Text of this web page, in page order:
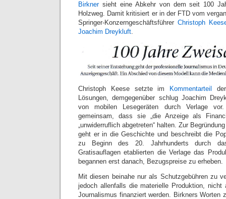
Birknersieht eine Abkehr von dem seit 100
Holzweg. Damit kritisiert er in der FTD vom
Springer-Konzerngeschäftsführer Christoph
Joachim Dreykluft.
Christoph Keese setzte im Kommentarteil
Lösungen, demgegenüber schlug Joachim
von mobilen Lesegeräten durch Verlage
gemeinsam, dass sie „die Anzeige als
„unwiderruflich abgetreten“ halten. Zur
geht er in die Geschichte und beschreibt die
zu Beginn des 20. Jahrhunderts durch
Gratisauflagen etablierten die Verlage das
begannen erst danach, Bezugspreise zu erheben.
Mit diesen beinahe nur als Schutzgebühren zu
jedoch allenfalls die materielle Produktion, nicht
Journalismus finanziert werden. Birkners Worten